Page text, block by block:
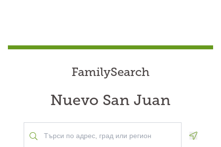
FamilySearch
Nuevo San Juan